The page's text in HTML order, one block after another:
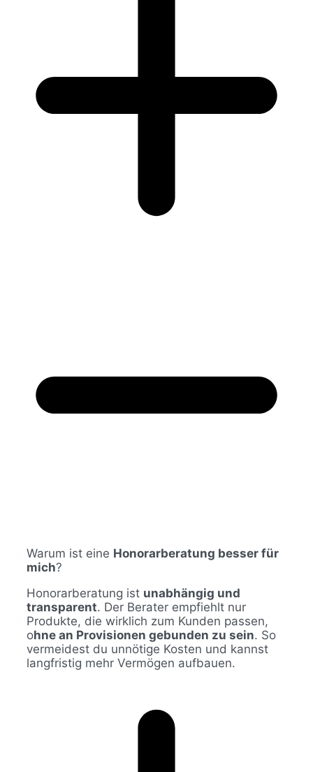
Warum ist eine Honorarberatung besser für
mich?
Honorarberatung ist unabhängig und
transparent. Der Berater empfiehlt nur
Produkte, die wirklich zum Kunden passen,
ohne an Provisionen gebunden zu sein. So
vermeidest du unnötige Kosten und kannst
langfristig mehr Vermögen aufbauen.